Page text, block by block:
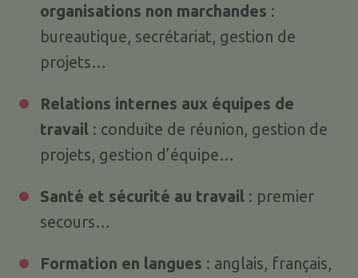
organisations non marchandes :
bureautique, secrétariat, gestion de
projets…
Relations internes aux équipes de
travail : conduite de réunion, gestion de
projets, gestion d’équipe…
Santé et sécurité au travail : premier
secours…
Formation en langues : anglais, français,